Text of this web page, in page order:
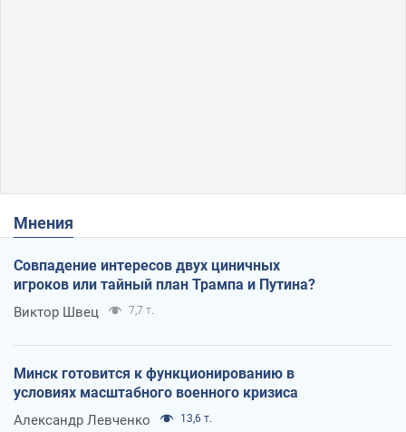
Мнения
Совпадение интересов двух циничных
игроков или тайный план Трампа и Путина?
Виктор Швец 7,7 т.
Минск готовится к функционированию в
условиях масштабного военного кризиса
Александр Левченко 13,6 т.